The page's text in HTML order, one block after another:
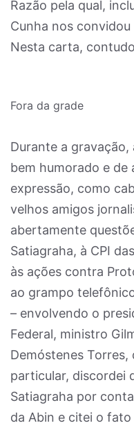
Razão pela qual,
Cunha nos
Nesta carta,
Fora da grade
Durante a
bem humorado e de
expressão, como
velhos amigos
abertamente
Satiagraha, à CPI
às ações contra
ao grampo
– envolvendo o
Federal, ministro
Demóstenes Torres,
particular, discordei
Satiagraha por
da Abin e citei o